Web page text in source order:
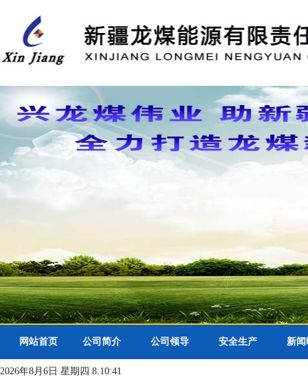
网站首页 公司简介 公司领导 安全生产 新
2026年8月6日 星期四 8:10:41